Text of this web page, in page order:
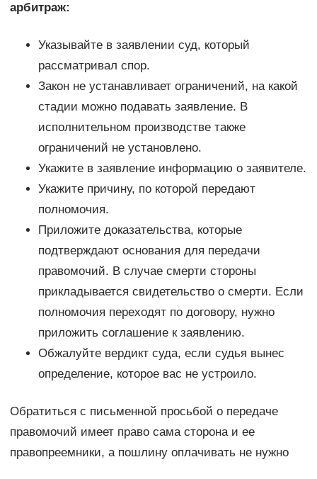
арбитраж:
Указывайте в заявлении суд, который
рассматривал спор.
Закон не устанавливает ограничений, на какой
стадии можно подавать заявление. В
исполнительном производстве также
ограничений не установлено.
Укажите в заявление информацию о заявителе.
Укажите причину, по которой передают
полномочия.
Приложите доказательства, которые
подтверждают основания для передачи
правомочий. В случае смерти стороны
прикладывается свидетельство о смерти. Если
полномочия переходят по договору, нужно
приложить соглашение к заявлению.
Обжалуйте вердикт суда, если судья вынес
определение, которое вас не устроило.
Обратиться с письменной просьбой о передаче
правомочий имеет право сама сторона и ее
правопреемники, а пошлину оплачивать не нужно